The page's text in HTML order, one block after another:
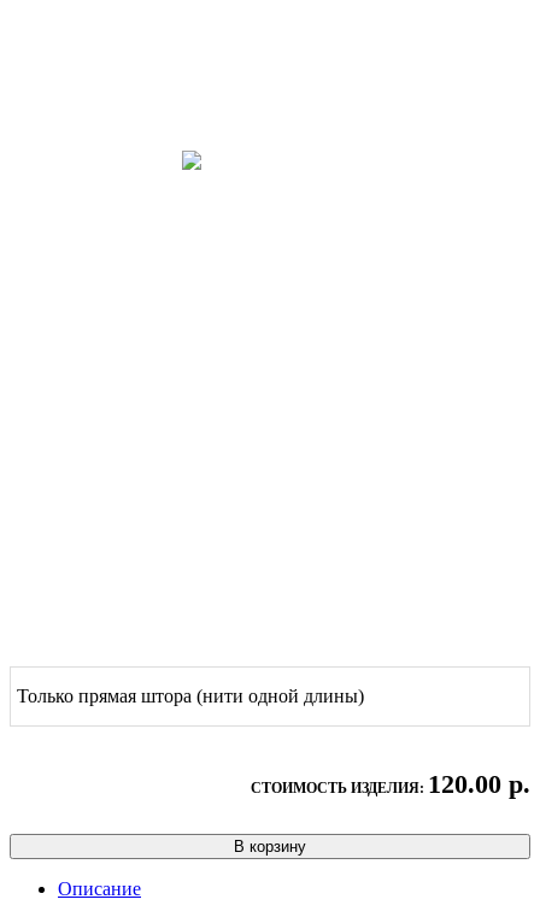
Только прямая штора (нити одной длины)
СТОИМОСТЬ ИЗДЕЛИЯ: 120.00 р.
В корзину
Описание